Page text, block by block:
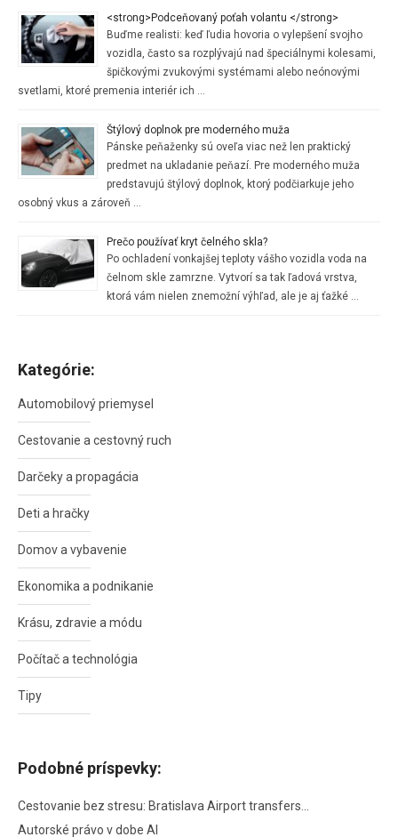
<strong>Podceňovaný poťah volantu </strong>
Buďme realisti: keď ľudia hovoria o vylepšení svojho
vozidla, často sa rozplývajú nad špeciálnymi kolesami,
špičkovými zvukovými systémami alebo neónovými
svetlami, ktoré premenia interiér ich …
Štýlový doplnok pre moderného muža
Pánske peňaženky sú oveľa viac než len praktický
predmet na ukladanie peňazí. Pre moderného muža
predstavujú štýlový doplnok, ktorý podčiarkuje jeho
osobný vkus a zároveň …
Prečo používať kryt čelného skla?
Po ochladení vonkajšej teploty vášho vozidla voda na
čelnom skle zamrzne. Vytvorí sa tak ľadová vrstva,
ktorá vám nielen znemožní výhľad, ale je aj ťažké …
Kategórie:
Automobilový priemysel
Cestovanie a cestovný ruch
Darčeky a propagácia
Deti a hračky
Domov a vybavenie
Ekonomika a podnikanie
Krásu, zdravie a módu
Počítač a technológia
Tipy
Podobné príspevky:
Cestovanie bez stresu: Bratislava Airport transfers…
Autorské právo v dobe AI